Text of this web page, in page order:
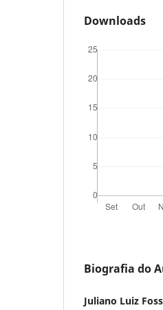
Downloads
Biografia do
Juliano Luiz